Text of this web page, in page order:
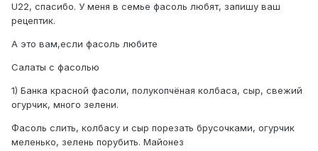
U22, спасибо. У меня в семье фасоль любят, запишу ваш
рецептик.
А это вам,если фасоль любите
Салаты с фасолью
1) Банка красной фасоли, полукопчёная колбаса, сыр, свежий
огурчик, много зелени.
Фасоль слить, колбасу и сыр порезать брусочками, огурчик
меленько, зелень порубить. Майонез